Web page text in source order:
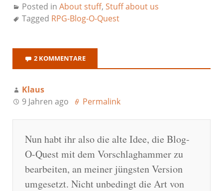
Posted in About stuff, Stuff about us
Tagged RPG-Blog-O-Quest
2 KOMMENTARE
Klaus
9 Jahren ago
Permalink
Nun habt ihr also die alte Idee, die Blog-
O-Quest mit dem Vorschlaghammer zu
bearbeiten, an meiner jüngsten Version
umgesetzt. Nicht unbedingt die Art von